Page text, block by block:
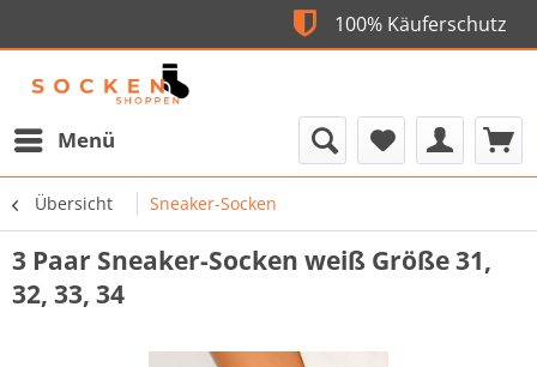
Flexible
100%
Menü
Übersicht Sneaker-Socken
3 Paar Sneaker-Socken weiß Größe 31,
32, 33, 34